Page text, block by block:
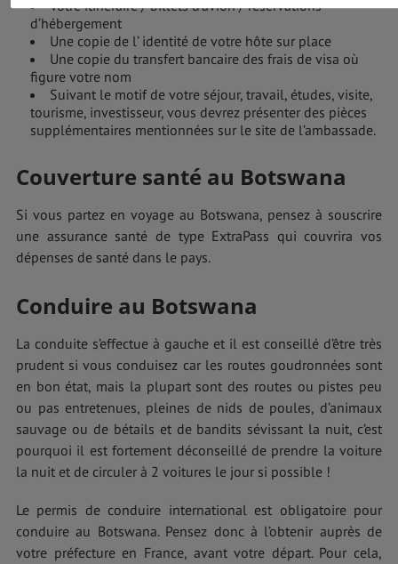
Votre itinéraire / billets d’avion / réservations
d’hébergement
Une copie de l’ identité de votre hôte sur place
Une copie du transfert bancaire des frais de visa où
figure votre nom
Suivant le motif de votre séjour, travail, études, visite,
tourisme, investisseur, vous devrez présenter des pièces
supplémentaires mentionnées sur le site de l’ambassade.
Couverture santé au Botswana
Si vous partez en voyage au Botswana, pensez à souscrire
une assurance santé de type ExtraPass qui couvrira vos
dépenses de santé dans le pays.
Conduire au Botswana
La conduite s’effectue à gauche et il est conseillé d’être très
prudent si vous conduisez car les routes goudronnées sont
en bon état, mais la plupart sont des routes ou pistes peu
ou pas entretenues, pleines de nids de poules, d’animaux
sauvage ou de bétails et de bandits sévissant la nuit, c’est
pourquoi il est fortement déconseillé de prendre la voiture
la nuit et de circuler à 2 voitures le jour si possible !
Le permis de conduire international est obligatoire pour
conduire au Botswana. Pensez donc à l’obtenir auprès de
votre préfecture en France, avant votre départ. Pour cela,